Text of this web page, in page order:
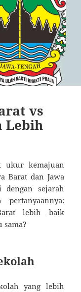
vs
Lebih
ukur kemajuan
Barat dan Jawa
dengan sejarah
lebih baik
sama?
yang lebih